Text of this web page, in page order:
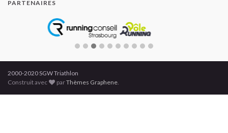
2000-2020 SGW Triathlon
Thèmes Graphene.